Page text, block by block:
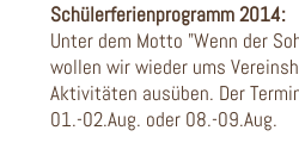
Schülerferienprogramm 2014:
Unter dem Motto "Wenn der
wollen wir wieder ums
Aktivitäten ausüben. Der
01.-02.Aug. oder 08.-09.Aug.